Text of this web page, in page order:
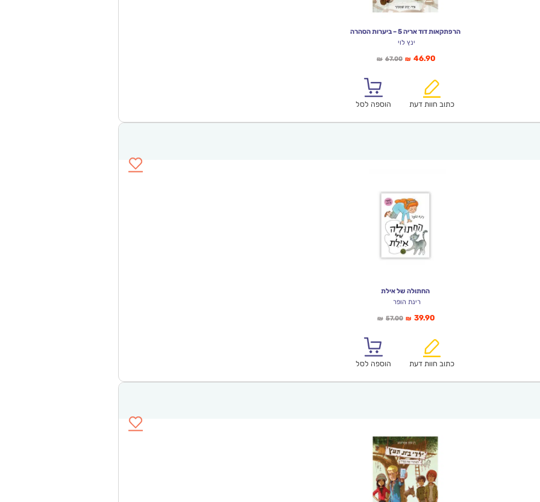
הרפתקאות דוד אריה 5 – ביערות הסהרה
ינץ לוי
₪ 67.00המחיר
₪67.00.
₪ 46.90
הוא:
כתוב חוות דעת
הוספה לסל
החתולה של אילת
רינת הופר
₪ 57.00המחיר
₪57.00.
₪ 39.90
הוא:
כתוב חוות דעת
הוספה לסל